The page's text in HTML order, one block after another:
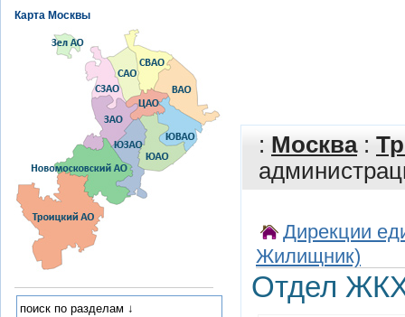
: Москва:
Дирекции
Жилищник)
Отдел